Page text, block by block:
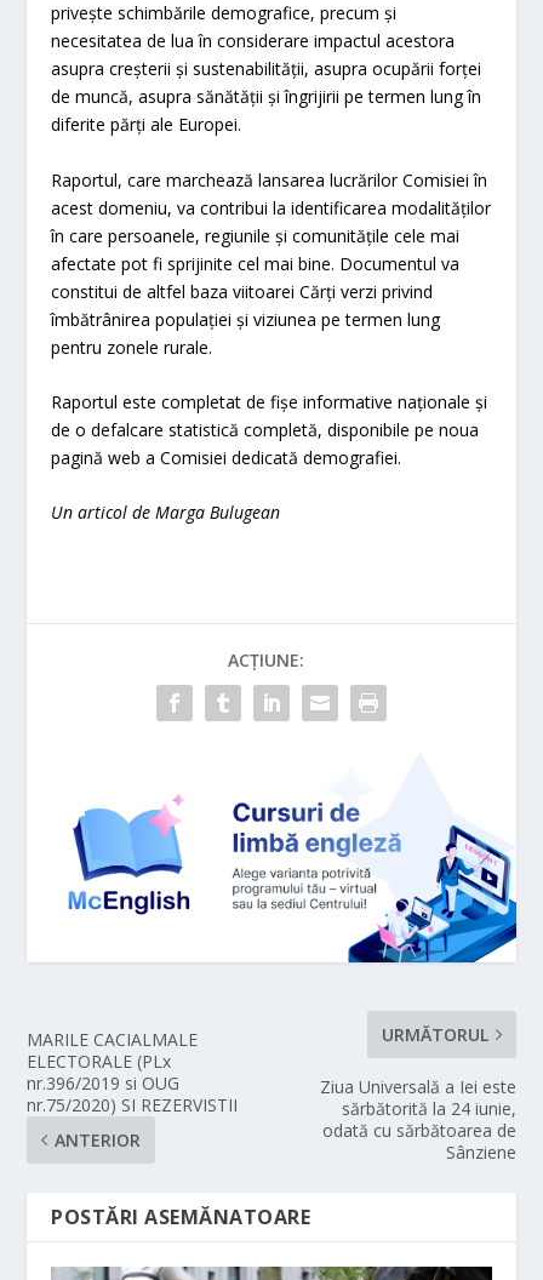
privește schimbările demografice, precum și
necesitatea de lua în considerare impactul acestora
asupra creșterii și sustenabilității, asupra ocupării forței
de muncă, asupra sănătății și îngrijirii pe termen lung în
diferite părți ale Europei.
Raportul, care marchează lansarea lucrărilor Comisiei în
acest domeniu, va contribui la identificarea modalităților
în care persoanele, regiunile și comunitățile cele mai
afectate pot fi sprijinite cel mai bine. Documentul va
constitui de altfel baza viitoarei Cărți verzi privind
îmbătrânirea populației și viziunea pe termen lung
pentru zonele rurale.
Raportul este completat de fișe informative naționale și
de o defalcare statistică completă, disponibile pe noua
pagină web a Comisiei dedicată demografiei.
Un articol de Marga Bulugean
ACȚIUNE:
MARILE CACIALMALE
ELECTORALE (PLx
nr.396/2019 si OUG
nr.75/2020) SI REZERVISTII
ANTERIOR
URMĂTORUL
Ziua Universală a Iei este
sărbătorită la 24 iunie,
odată cu sărbătoarea de
Sânziene
POSTĂRI ASEMĂNATOARE